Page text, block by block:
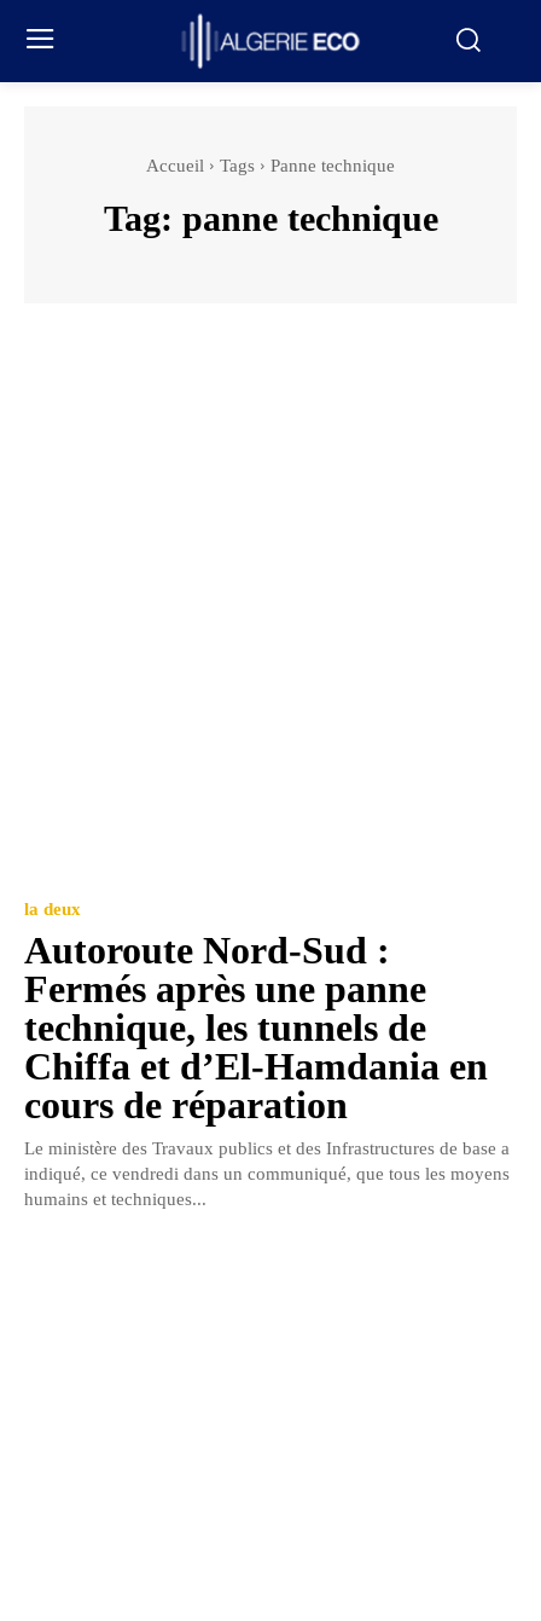
Accueil Tags Panne technique
Tag: panne technique
la deux
Autoroute Nord-Sud :
Fermés après une panne
technique, les tunnels de
Chiffa et d’El-Hamdania en
cours de réparation
Le ministère des Travaux publics et des Infrastructures de base a
indiqué, ce vendredi dans un communiqué, que tous les moyens
humains et techniques...